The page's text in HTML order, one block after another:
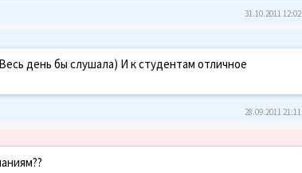
31.10.2011 12:02
день бы слушала) И к студентам отличное
28.09.2011 21:11